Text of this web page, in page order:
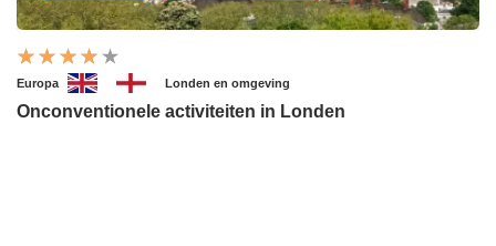
Europa Londen en omgeving
Onconventionele activiteiten in Londen